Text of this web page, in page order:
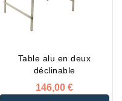
Table alu en deux
déclinable
146,00 €